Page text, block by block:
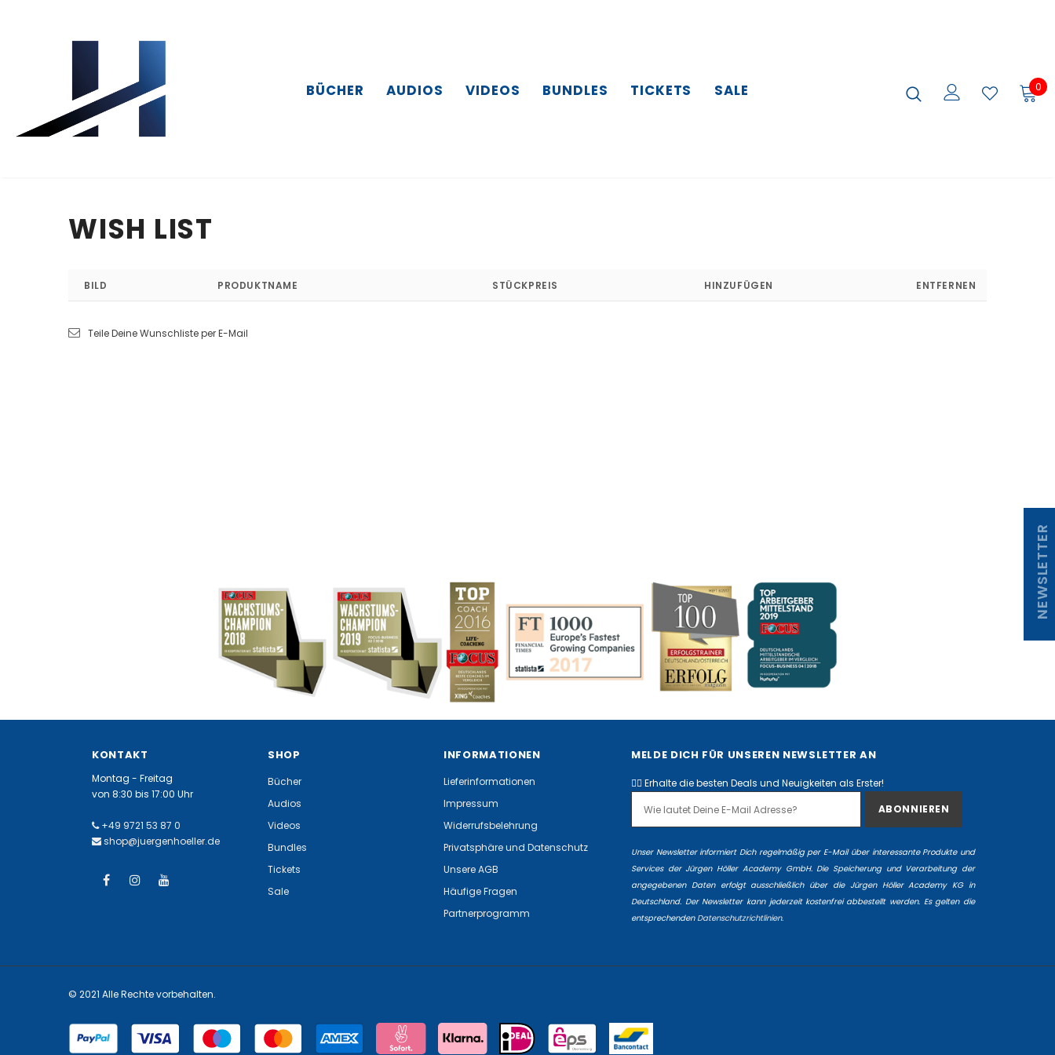
BÜCHER AUDIOS VIDEOS BUNDLES TICKETS SALE 0
WISH LIST
BILD PRODUKTNAME STÜCKPREIS HINZUFÜGEN ENTFERNEN
Teile Deine Wunschliste per E-Mail
KONTAKT
Montag - Freitag
von 8:30 bis 17:00 Uhr
+49 9721 53 87 0
shop@juergenhoeller.de
SHOP
Bücher
Audios
Videos
Bundles
Tickets
Sale
INFORMATIONEN
Lieferinformationen
Impressum
Widerrufsbelehrung
Privatsphäre und Datenschutz
Unsere AGB
Häufige Fragen
Partnerprogramm
MELDE DICH FÜR UNSEREN NEWSLETTER AN
✌🏻 Erhalte die besten Deals und Neuigkeiten als Erster!
Unser Newsletter informiert Dich regelmäßig per E-Mail über interessante Produkte und
Services der Jürgen Höller Academy GmbH. Die Speicherung und Verarbeitung der
angegebenen Daten erfolgt ausschließlich über die Jürgen Höller Academy KG in
Deutschland. Der Newsletter kann jederzeit kostenfrei abbestellt werden. Es gelten die
entsprechendenDatenschutzrichtlinien.
© 2021 Alle Rechte vorbehalten.
NEWSLETTER